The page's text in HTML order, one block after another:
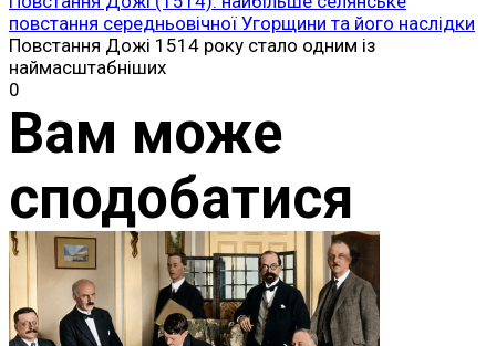
повстання середньовічної Угорщини та його наслідки
Повстання Дожі 1514 року стало одним із
наймасштабніших
0
Вам може
сподобатися